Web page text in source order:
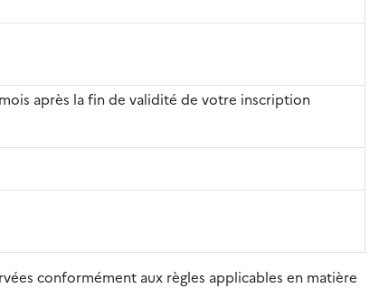
après la fin de validité de votre inscription
conformément aux règles applicables en matière